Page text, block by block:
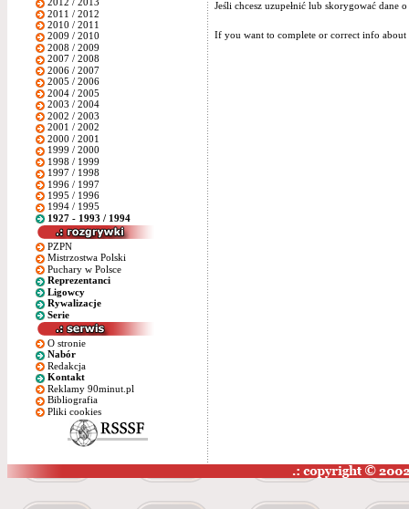
2011 / 2012
2010 / 2011
2009 / 2010
2008 / 2009
2007 / 2008
2006 / 2007
2005 / 2006
2004 / 2005
2003 / 2004
2002 / 2003
2001 / 2002
2000 / 2001
1999 / 2000
1998 / 1999
1997 / 1998
1996 / 1997
1995 / 1996
1994 / 1995
1927 - 1993 / 1994
PZPN
Mistrzostwa Polski
Puchary w Polsce
Reprezentanci
Ligowcy
Rywalizacje
Serie
O stronie
Nabór
Redakcja
Kontakt
Reklamy 90minut.pl
Bibliografia
Pliki cookies
Jeśli chcesz uzupełnić lub skorygować
If you want to complete or correct info